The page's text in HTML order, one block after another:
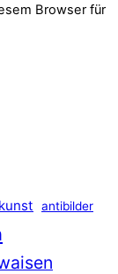
Browser für
antibilder